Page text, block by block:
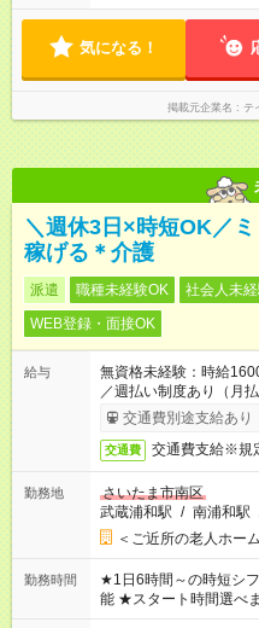
気になる！
掲載元企業名 テ
＼週休3日×時短OK／
稼げる＊介護
派遣 職種未経験OK 社会人未
WEB登録・面接OK
給与
無資格未経験：時給
／週払い制度あり（月
了次第のお支払いとなり
交通費別途支給あり
交通費 交通費支給※規
勤務地
さいたま市南区
武蔵浦和駅 / 南浦和駅
＜ご近所の老人ホー
勤務時間
★1日6時間～の時短シフトOK ★もちろんフルタイ
能 ★スタート時間選べ
20:00 など 残業なし！ ※Wワークの場合、他のお仕事と合わせ